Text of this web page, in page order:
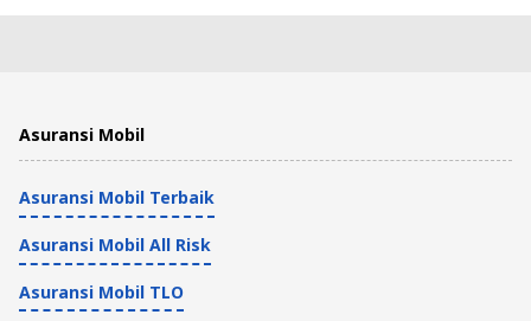
Asuransi Mobil
Asuransi Mobil Terbaik
Asuransi Mobil All Risk
Asuransi Mobil TLO